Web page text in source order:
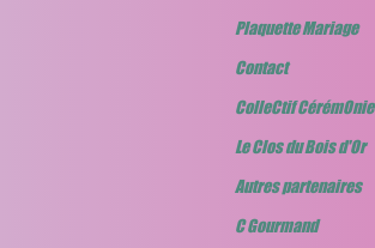
Plaquette Mariage
Contact
ColleCtif CérémOnie
Le Clos du Bois d'Or
Autres partenaires
C Gourmand